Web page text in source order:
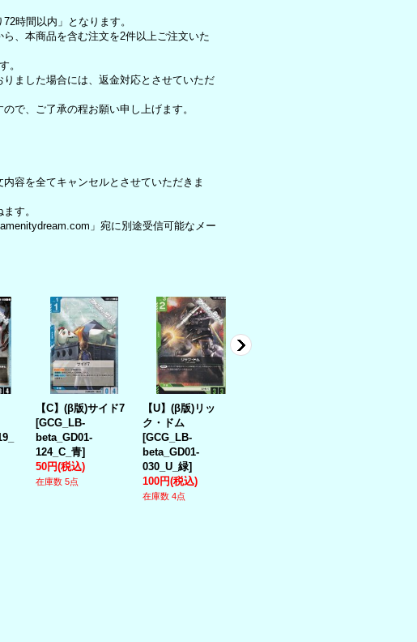
時間以内」となります。
、本商品を含む注文を2件以上ご注文いた
。
ました場合には、返金対応とさせていただ
で、ご了承の程お願い申し上げます。
容を全てキャンセルとさせていただきま
す。
」宛に別途受信可能なメー
【C】(β版)サイド7
[GCG_LB-
beta_GD01-
124_C_青]
50円(税込)
在庫数 5点
【U】(β版)リッ
ク・ドム
[GCG_LB-
beta_GD01-
030_U_緑]
100円(税込)
在庫数 4点